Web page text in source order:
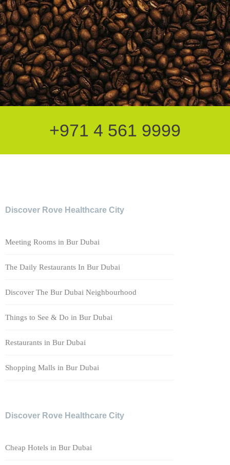
+971 4 561 9999
Discover Rove Healthcare City
Meeting Rooms in Bur Dubai
The Daily Restaurants In Bur Dubai
Discover The Bur Dubai Neighbourhood
Things to See & Do in Bur Dubai
Restaurants in Bur Dubai
Shopping Malls in Bur Dubai
Discover Rove Healthcare City
Cheap Hotels in Bur Dubai